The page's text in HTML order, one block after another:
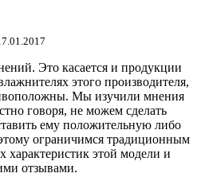
Это касается и продукции
этого производителя,
Мы изучили мнения
говоря, не можем сделать
ему положительную либо
ограничимся традиционным
характеристик этой модели и
отзывами.